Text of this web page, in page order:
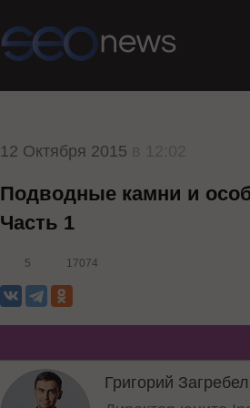
12 Октября 2015
Подводные камни и
Часть 1
5 17074
Григорий